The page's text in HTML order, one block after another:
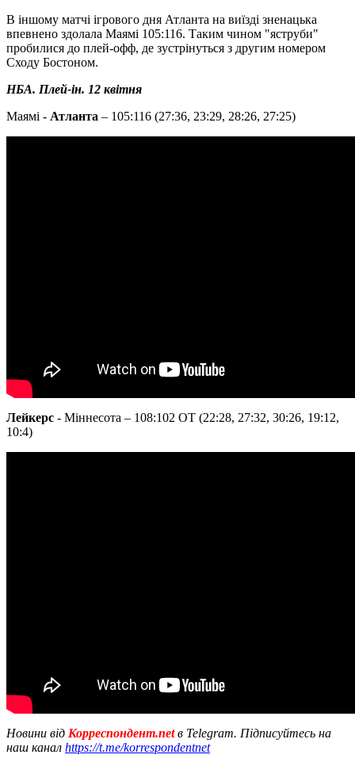
В іншому матчі ігрового дня Атланта на виїзді зненацька
впевнено здолала Маямі 105:116. Таким чином "яструби"
пробилися до плей-офф, де зустрінуться з другим номером
Сходу Бостоном.
НБА. Плей-ін. 12 квітня
Маямі - Атланта – 105:116 (27:36, 23:29, 28:26, 27:25)
Лейкерс - Міннесота – 108:102 ОТ (22:28, 27:32, 30:26, 19:12,
10:4)
Новини від Корреспондент.netв Telegram. Підписуйтесь на
наш канал https://t.me/korrespondentnet